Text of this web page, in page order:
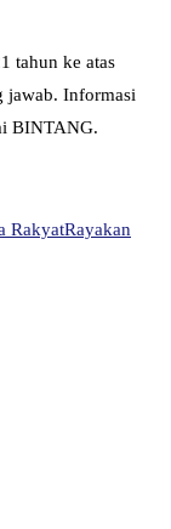
tahun ke atas
jawab. Informasi
BINTANG.
RakyatRayakan